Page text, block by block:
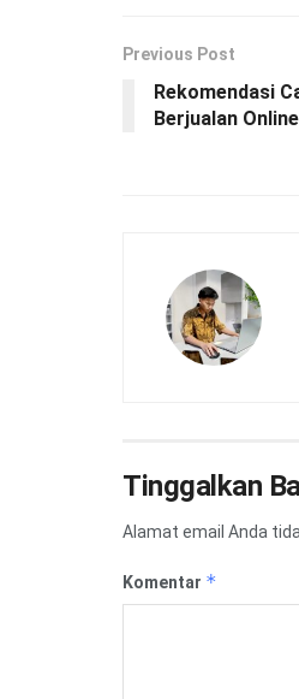
Previous Post
Rekomendasi
Berjualan
Tinggalkan
Alamat email Anda
Komentar *